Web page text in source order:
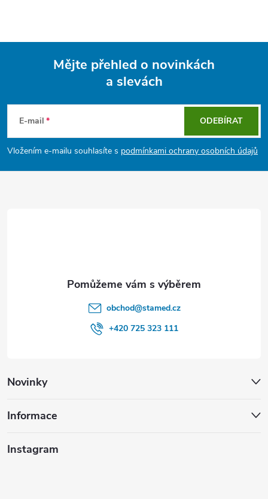
p
a
Mějte přehled o novinkách
a slevách
E-mail
Vložením e-mailu souhlasíte s podmínkami ochrany osobních údajů
ODEBÍRAT
Novinky
Informace
Instagram
obchod@stamed.cz
+420 725 323 111